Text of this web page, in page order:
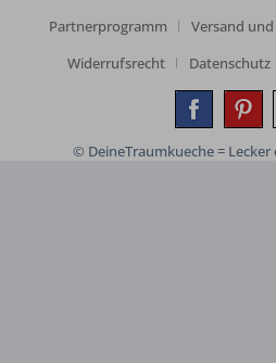
Partnerprogramm
Versand
Widerrufsrecht
Datenschutz
© DeineTraumkueche = Lecker